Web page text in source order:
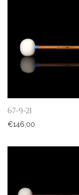
67-9-21
€146,00